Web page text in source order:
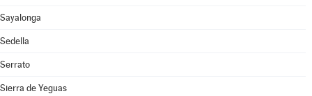
Sayalonga
Sedella
Serrato
Sierra de Yeguas